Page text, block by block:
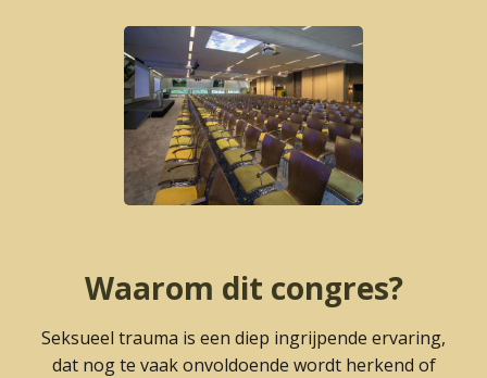
Waarom dit congres?
Seksueel trauma is een diep ingrijpende ervaring,
dat nog te vaak onvoldoende wordt herkend of